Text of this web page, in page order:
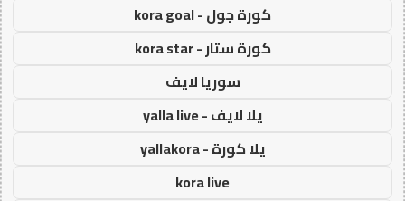
كورة جول - kora goal
كورة ستار - kora star
سوريا لايف
يلا لايف - yalla live
يلا كورة - yallakora
kora live